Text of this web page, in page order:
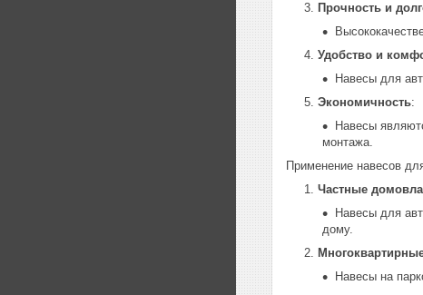
Прочность и
Удобство и
Навесы для
Экономичность:
Навесы
монтажа.
Применение навесов
Частные
Навесы для
дому.
Навесы на